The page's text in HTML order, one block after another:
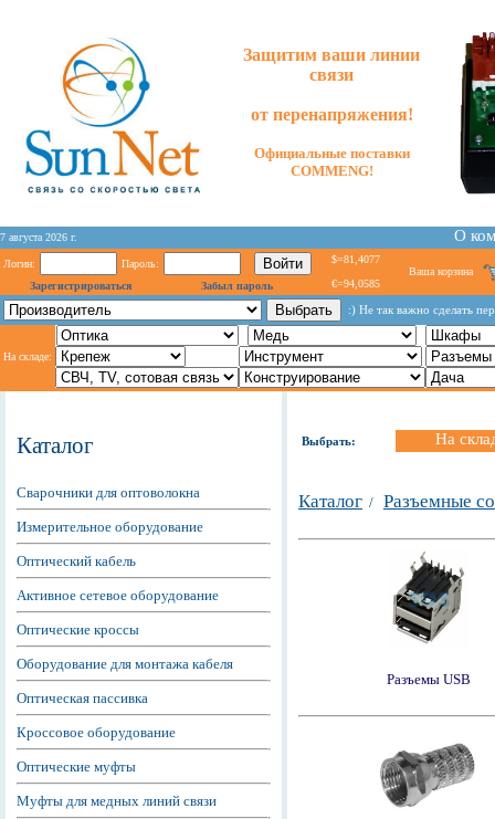
Защитим ваши линии
связи
от перенапряжения!
Официальные поставки
COMMENG!
7 августа 2026 г. О
Логин:
Пароль:
Зарегистрироваться
Забыл пароль
$=81,4077
€=94,0585
Ваша корзина
:) Не так важно сделать
На складе:
Каталог
Сварочники для оптоволокна
Измерительное оборудование
Оптический кабель
Активное сетевое оборудование
Оптические кроссы
Оборудование для монтажа кабеля
Оптическая пассивка
Кроссовое оборудование
Оптические муфты
Муфты для медных линий связи
Выбрать: На
Каталог / Разъемные
Разъемы USB